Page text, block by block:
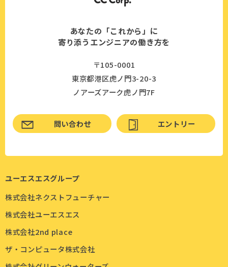
あなたの「これから」に
寄り添うエンジニアの働き方を
〒105-0001
東京都港区虎ノ門3-20-3
ノアーズアーク虎ノ門7F
問い合わせ エントリー
ユーエスエスグループ
株式会社ネクストフューチャー
株式会社ユーエスエス
株式会社2nd place
ザ・コンピュータ株式会社